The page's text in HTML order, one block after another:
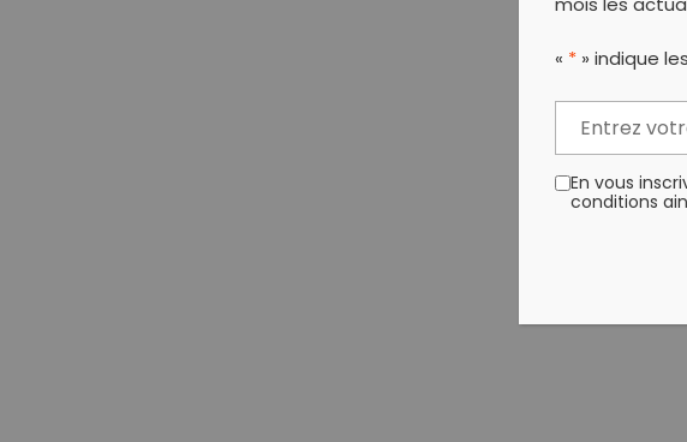
mois les
« * » indique
En vous
conditions